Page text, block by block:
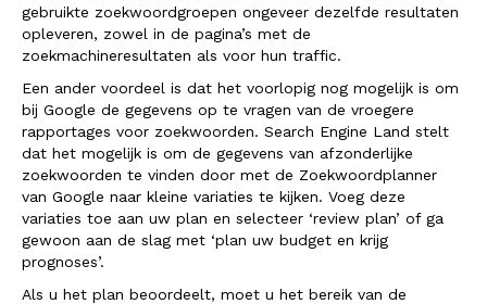
gebruikte zoekwoordgroepen ongeveer dezelfde resultaten
opleveren, zowel in de pagina’s met de
zoekmachineresultaten als voor hun traffic.
Een ander voordeel is dat het voorlopig nog mogelijk is om
bij Google de gegevens op te vragen van de vroegere
rapportages voor zoekwoorden. Search Engine Land stelt
dat het mogelijk is om de gegevens van afzonderlijke
zoekwoorden te vinden door met de Zoekwoordplanner
van Google naar kleine variaties te kijken. Voeg deze
variaties toe aan uw plan en selecteer ‘review plan’ of ga
gewoon aan de slag met ‘plan uw budget en krijg
prognoses’.
Als u het plan beoordeelt, moet u het bereik van de